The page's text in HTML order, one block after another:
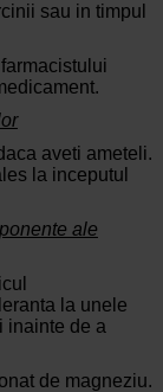
sau in timpul
aveti ameteli.
la inceputul
ale
la unele
inainte de a
de magneziu.